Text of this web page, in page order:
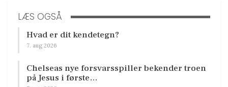
LÆS OGSÅ
Hvad er dit kendetegn?
7. aug 2026
Chelseas nye forsvarsspiller bekender troen
på Jesus i første…